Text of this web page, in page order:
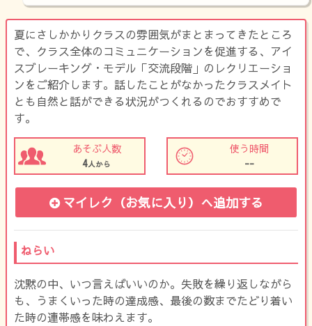
夏にさしかかりクラスの雰囲気がまとまってきたところ
で、クラス全体のコミュニケーションを促進する、アイ
スブレーキング・モデル「交流段階」のレクリエーショ
ンをご紹介します。話したことがなかったクラスメイト
とも自然と話ができる状況がつくれるのでおすすめで
す。
あそぶ人数
4人から
使う時間
--
マイレク（お気に入り） へ追加する
ねらい
沈黙の中、いつ言えばいいのか。失敗を繰り返しながら
も、うまくいった時の達成感、最後の数までたどり着い
た時の連帯感を味わえます。